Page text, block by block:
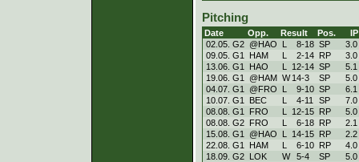
Pitching
Date Opp. Result Pos.
IP
02.05. G2 @HAO L 8-18 SP
3.0
09.05. G1
HAM L 2-14 RP
3.0
13.06. G1
HAO L 12-14 SP
5.1
19.06. G1
@HAM W 14-3 SP
5.0
04.07. G1
@FRO L 9-10 SP
6.1
10.07. G1
BEC L 4-11 SP
7.0
08.08. G1
FRO L 12-15 RP
5.0
08.08. G2 FRO L 6-18 RP
2.1
15.08. G1
@HAO L 14-15 RP
2.2
22.08. G1
HAM L 6-10 RP
4.0
18.09. G2 LOK W 5-4 SP
5.0